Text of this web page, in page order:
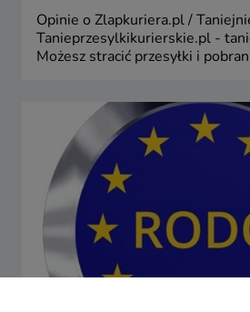
Opinie o Zlapkuriera.pl /
Tanieprzesylkikurierskie.pl -
Możesz stracić przesyłki i